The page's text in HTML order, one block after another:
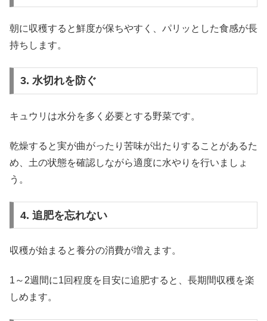
朝に収穫すると鮮度が保ちやすく、パリッとした食感が長
持ちします。
3. 水切れを防ぐ
キュウリは水分を多く必要とする野菜です。
乾燥すると実が曲がったり苦味が出たりすることがあるた
め、土の状態を確認しながら適度に水やりを行いましょ
う。
4. 追肥を忘れない
収穫が始まると養分の消費が増えます。
1～2週間に1回程度を目安に追肥すると、長期間収穫を楽
しめます。